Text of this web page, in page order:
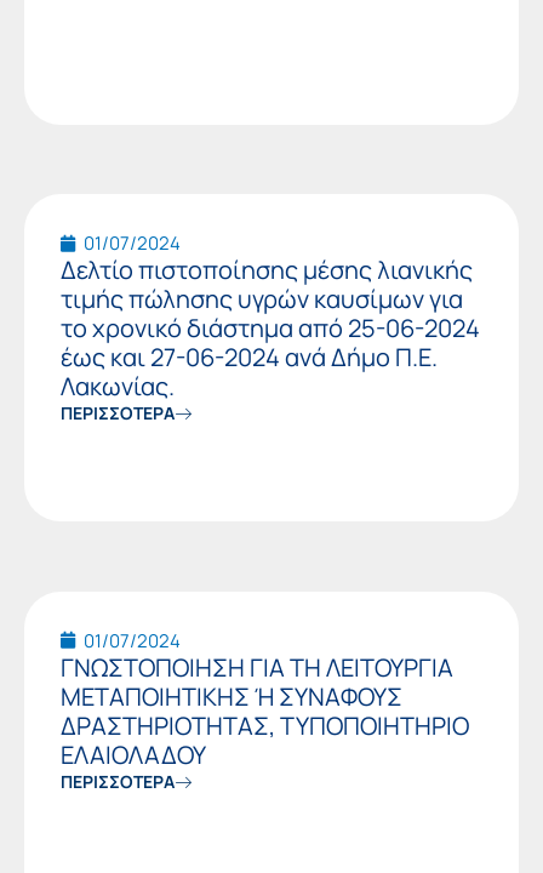
01/07/2024
Δελτίο πιστοποίησης μέσης λιανικής
τιμής πώλησης υγρών καυσίμων για
το χρονικό διάστημα από 25-06-2024
έως και 27-06-2024 ανά Δήμο Π.Ε.
Λακωνίας.
ΠΕΡΙΣΣΟΤΕΡΑ
01/07/2024
ΓΝΩΣΤΟΠΟΙΗΣΗ ΓΙΑ ΤΗ ΛΕΙΤΟΥΡΓΙΑ
ΜΕΤΑΠΟΙΗΤΙΚΗΣ Ή ΣΥΝΑΦΟΥΣ
ΔΡΑΣΤΗΡΙΟΤΗΤΑΣ, ΤΥΠΟΠΟΙΗΤΗΡΙΟ
ΕΛΑΙΟΛΑΔΟΥ
ΠΕΡΙΣΣΟΤΕΡΑ